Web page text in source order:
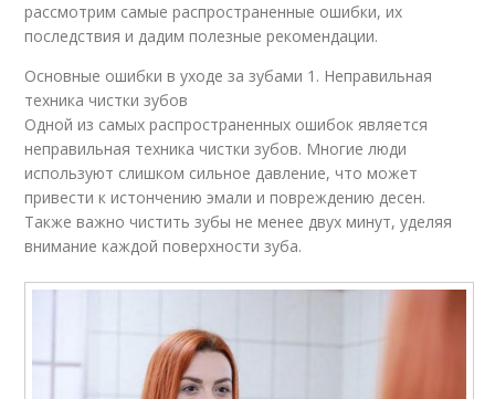
рассмотрим самые распространенные ошибки, их
последствия и дадим полезные рекомендации.
Основные ошибки в уходе за зубами 1. Неправильная
техника чистки зубов
Одной из самых распространенных ошибок является
неправильная техника чистки зубов. Многие люди
используют слишком сильное давление, что может
привести к истончению эмали и повреждению десен.
Также важно чистить зубы не менее двух минут, уделяя
внимание каждой поверхности зуба.